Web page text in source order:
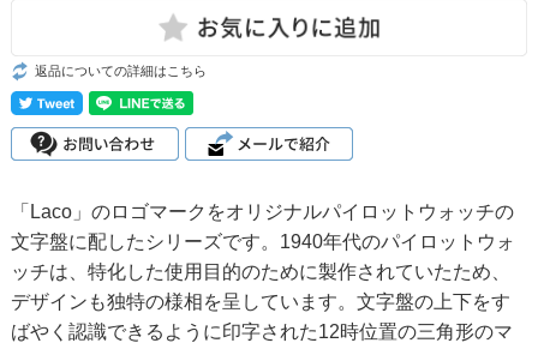
返品についての詳細はこちら
「Laco」のロゴマークをオリジナルパイロットウォッチの
文字盤に配したシリーズです。1940年代のパイロットウォ
ッチは、特化した使用目的のために製作されていたため、
デザインも独特の様相を呈しています。文字盤の上下をす
ばやく認識できるように印字された12時位置の三角形のマ